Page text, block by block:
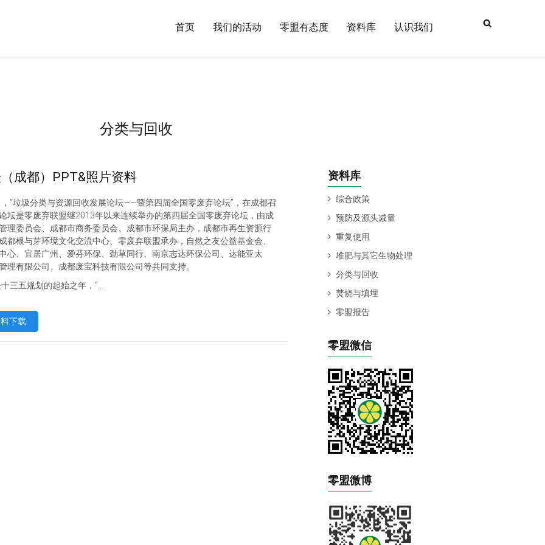
首页 我们的活动 零盟有态度 资料库 认识我们
搜索表
分类与回收
成都）PPT&照片资料
“垃圾分类与资源回收发展论坛——暨第四届全国零废弃论坛”，在成都召
坛是零废弃联盟继2013年以来连续举办的第四届全国零废弃论坛，由成
理委员会、成都市商务委员会、成都市环保局主办，成都市再生资源行
都根与芽环境文化交流中心、零废弃联盟承办，自然之友公益基金会、
心、宜居广州、爱芬环保、劲草同行、南京志达环保公司、达能亚太
管理有限公司、成都废宝科技有限公司等共同支持。
三五规划的起始之年，“...
下载
资料库
综合政策
预防及源头减量
重复使用
堆肥与其它生物处理
分类与回收
焚烧与填埋
零盟报告
零盟微信
零盟微博